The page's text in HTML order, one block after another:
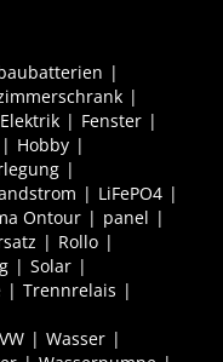
Elektrik
Fenster
Hobby
LiFePO4
Ontour
panel
Rollo
Solar
Trennrelais
VW
Wasser